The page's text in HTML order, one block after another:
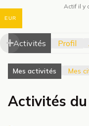
Actif il y
Activités Profil
Mes activités Mes
Activités
EUR